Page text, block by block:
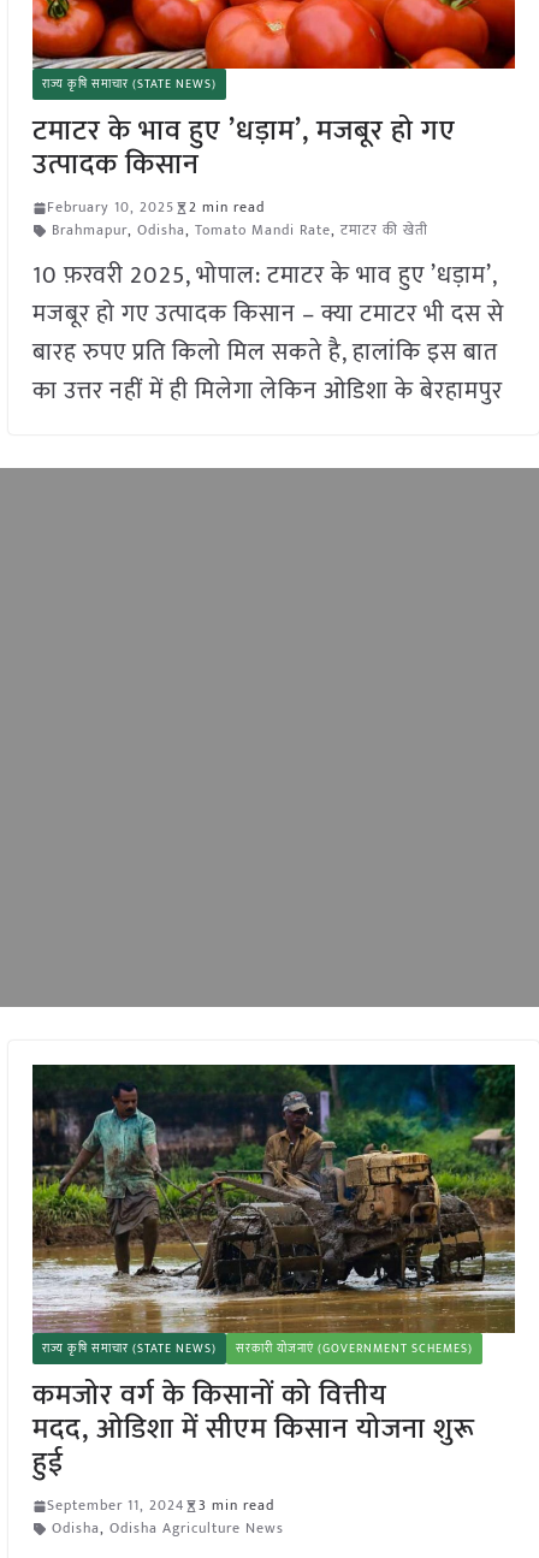
राज्य कृषि समाचार (STATE NEWS)
टमाटर के भाव हुए ’धड़ाम’, मजबूर हो गए
उत्पादक किसान
February 10, 2025
2 min read
Brahmapur, Odisha, Tomato Mandi Rate, टमाटर की खेती
10 फ़रवरी 2025, भोपाल: टमाटर के भाव हुए ’धड़ाम’,
मजबूर हो गए उत्पादक किसान – क्या टमाटर भी दस से
बारह रुपए प्रति किलो मिल सकते है, हालांकि इस बात
का उत्तर नहीं में ही मिलेगा लेकिन ओडिशा के बेरहामपुर
राज्य कृषि समाचार (STATE NEWS) सरकारी योजनाएं (GOVERNMENT SCHEMES)
कमजोर वर्ग के किसानों को वित्तीय
मदद, ओडिशा में सीएम किसान योजना शुरू
हुई
September 11, 2024
3 min read
Odisha, Odisha Agriculture News